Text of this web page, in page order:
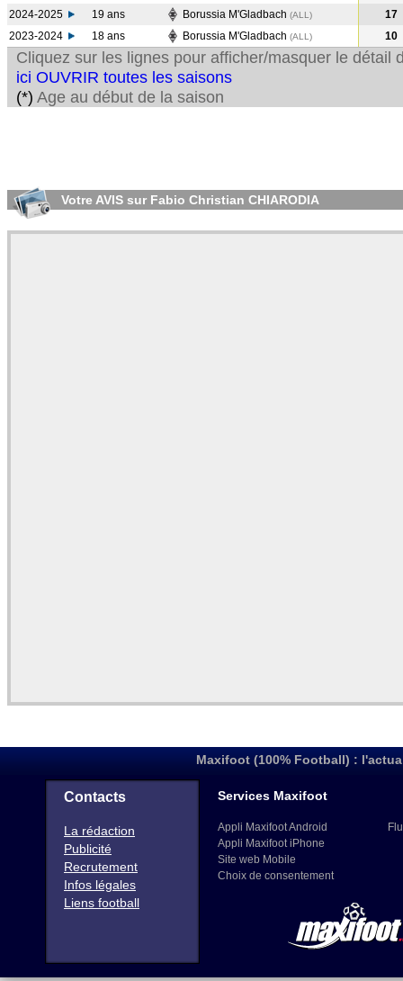
2024-2025
19 ans Borussia M'Gladbach (ALL )
17
2023-2024
18 ans Borussia M'Gladbach (ALL ) 10
Cliquez sur les lignes pour afficher/masquer le détail
ici OUVRIR toutes les saisons
(*) Age au début de la saison
Votre AVIS sur Fabio Christian CHIARODIA
Maxifoot (100% Football) :
Contacts
La rédaction
Publicité
Recrutement
Infos légales
Liens football
Services Maxifoot
Appli Maxifoot Android
Appli Maxifoot iPhone
Site web Mobile
Choix de consentement